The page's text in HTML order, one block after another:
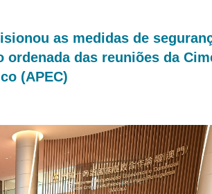
as medidas de
das reuniões da
(APEC)